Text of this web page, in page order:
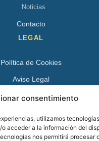
consentimiento
utilizamos
acceder a la información del
nos permitirá procesar
Noticias
Contacto
LEGAL
Política de Cookies
Aviso Legal
de Privacidad
15 B 28224 – Pozuelo de